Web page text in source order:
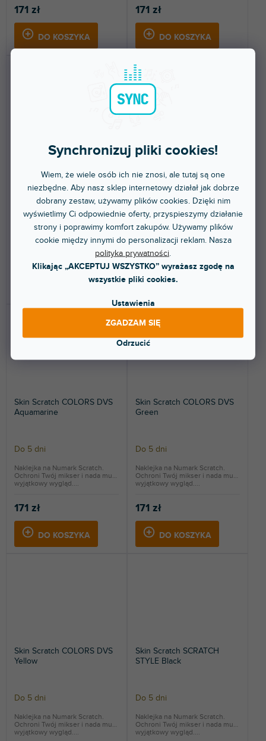
Synchronizuj pliki cookies!
Wiem, że wiele osób ich nie znosi, ale tutaj są one
niezbędne. Aby nasz sklep internetowy działał jak dobrze
dobrany zestaw, używamy plików cookies. Dzięki nim
wyświetlimy Ci odpowiednie oferty, przyspieszymy działanie
strony i poprawimy komfort zakupów. Używamy plików
cookie między innymi do personalizacji reklam. Nasza
polityka prywatności
Klikając „AKCEPTUJ WSZYSTKO” wyrażasz zgodę na
wszystkie pliki cookies.
Ustawienia
Odrzucić
ZGADZAM SIĘ
171 zł
DO KOSZYKA
171 zł
DO KOSZYKA
Skin Scratch COLORS DVS
Do 5 dni
Naklejka na Numark Scratch.
Ochroni Twój mikser i nada mu
wyjątkowy wygląd....
Skin Scratch COLORS DVS
Do 5 dni
171 zł
Naklejka na Numark Scratch.
Ochroni Twój mikser i nada mu
wyjątkowy wygląd....
Skin Scratch COLORS DVS
Aquamarine
Do 5 dni
171 zł
DO KOSZYKA
Naklejka na Numark Scratch.
Ochroni Twój mikser i nada mu
wyjątkowy wygląd....
Skin Scratch COLORS DVS
Green
Do 5 dni
171 zł
DO KOSZYKA
Naklejka na Numark Scratch.
Ochroni Twój mikser i nada mu
wyjątkowy wygląd....
Skin Scratch COLORS DVS
Yellow
Do 5 dni
Naklejka na Numark Scratch.
Ochroni Twój mikser i nada mu
wyjątkowy wygląd....
Skin Scratch SCRATCH
STYLE Black
Do 5 dni
Naklejka na Numark Scratch.
Ochroni Twój mikser i nada mu
wyjątkowy wygląd....